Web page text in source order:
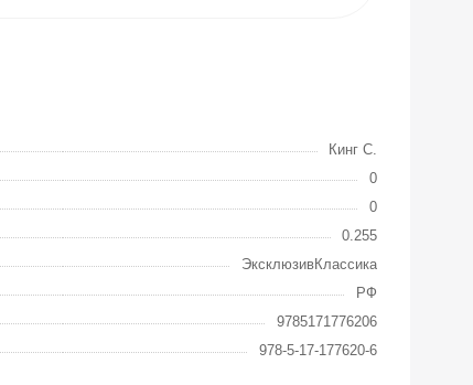
Кинг С.
0
0
0.255
ЭксклюзивКлассика
РФ
9785171776206
978-5-17-177620-6